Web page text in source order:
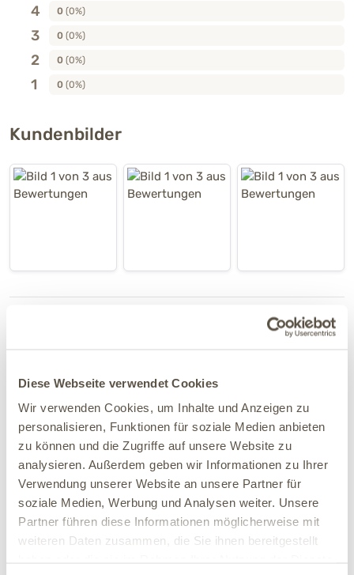
Diese Webseite verwendet Cookies
Wir verwenden Cookies, um Inhalte und Anzeigen zu
personalisieren, Funktionen für soziale Medien anbieten
zu können und die Zugriffe auf unsere Website zu
analysieren. Außerdem geben wir Informationen zu Ihrer
Verwendung unserer Website an unsere Partner für
soziale Medien, Werbung und Analysen weiter. Unsere
Partner führen diese Informationen möglicherweise mit
weiteren Daten zusammen, die Sie ihnen bereitgestellt
4 0 (0%)
3 0 (0%)
2 0 (0%)
1 0 (0%)
Kundenbilder
Ergänzungsfuttermittel Hund & Katze"
21.06.2026
Die Zähne bilden kein Plaque mehr und sind weiß
geworden. Der alte Zahnbag hat sich beim Putzen
aufgelöst.